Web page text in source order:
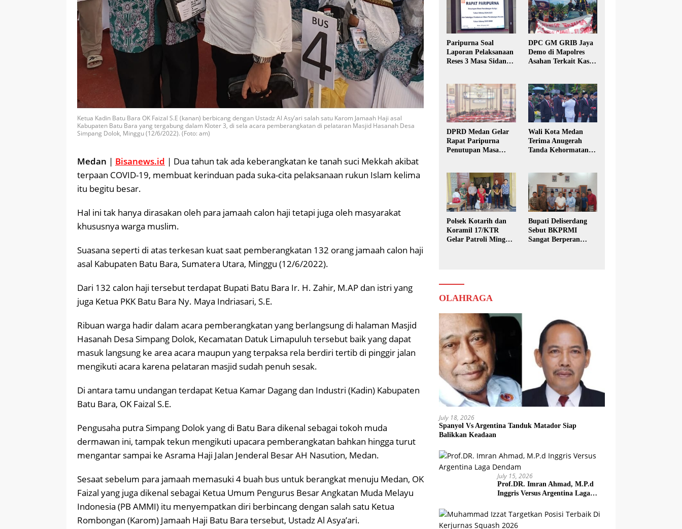
Ketua Kadin Batu Bara OK Faizal S.E (kanan) berbicang dengan Ustadz Al Asy’ari salah satu Karom Jamaah Haji asal
Kabupaten Batu Bara yang tergabung dalam Kloter 3, di sela acara pemberangkatan di pelataran Masjid Hasanah Desa
Simpang Dolok, Minggu (12/6/2022). (Foto: am)
Medan | Bisanews.id | Dua tahun tak ada keberangkatan ke tanah suci Mekkah akibat
terpaan COVID-19, membuat kerinduan pada suka-cita pelaksanaan rukun Islam kelima
itu begitu besar.
Hal ini tak hanya dirasakan oleh para jamaah calon haji tetapi juga oleh masyarakat
khususnya warga muslim.
Suasana seperti di atas terkesan kuat saat pemberangkatan 132 orang jamaah calon haji
asal Kabupaten Batu Bara, Sumatera Utara, Minggu (12/6/2022).
Dari 132 calon haji tersebut terdapat Bupati Batu Bara Ir. H. Zahir, M.AP dan istri yang
juga Ketua PKK Batu Bara Ny. Maya Indriasari, S.E.
Ribuan warga hadir dalam acara pemberangkatan yang berlangsung di halaman Masjid
Hasanah Desa Simpang Dolok, Kecamatan Datuk Limapuluh tersebut baik yang dapat
masuk langsung ke area acara maupun yang terpaksa rela berdiri tertib di pinggir jalan
mengikuti acara karena pelataran masjid sudah penuh sesak.
Di antara tamu undangan terdapat Ketua Kamar Dagang dan Industri (Kadin) Kabupaten
Batu Bara, OK Faizal S.E.
Pengusaha putra Simpang Dolok yang di Batu Bara dikenal sebagai tokoh muda
dermawan ini, tampak tekun mengikuti upacara pemberangkatan bahkan hingga turut
mengantar sampai ke Asrama Haji Jalan Jenderal Besar AH Nasution, Medan.
Sesaat sebelum para jamaah memasuki 4 buah bus untuk berangkat menuju Medan, OK
Faizal yang juga dikenal sebagai Ketua Umum Pengurus Besar Angkatan Muda Melayu
Indonesia (PB AMMI) itu menyempatkan diri berbincang dengan salah satu Ketua
Rombongan (Karom) Jamaah Haji Batu Bara tersebut, Ustadz Al Asya’ari.
Paripurna Soal
Laporan Pelaksanaan
Reses 3 Masa Sidang
DPC GM GRIB Jaya
Demo di Mapolres
Asahan Terkait Kasus
DPRD Medan Gelar
Rapat Paripurna
Penutupan Masa
Wali Kota Medan
Terima Anugerah
Tanda Kehormatan
Polsek Kotarih dan
Koramil 17/KTR
Gelar Patroli Minggu
Bupati Deliserdang
Sebut BKPRMI
Sangat Berperan
OLAHRAGA
July 18, 2026
Spanyol Vs Argentina Tanduk Matador Siap
Balikkan Keadaan
July 15, 2026
Prof.DR. Imran Ahmad, M.P.d
Inggris Versus Argentina Laga